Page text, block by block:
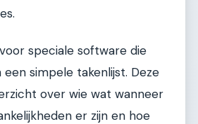
speciale software die
simpele takenlijst. Deze
over wie wat wanneer
er zijn en hoe